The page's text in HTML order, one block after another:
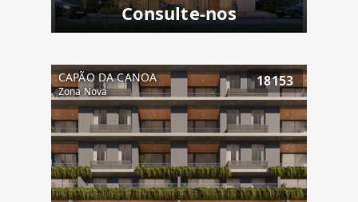
Consulte-nos
CAPÃO DA CANOA
Zona Nova
18153